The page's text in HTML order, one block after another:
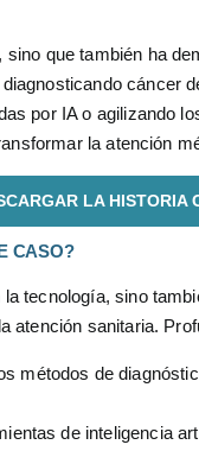
que también ha
cáncer
por IA o agilizando
la atención
LA HISTORIA
CASO?
tecnología, sino
atención sanitaria.
métodos de
de inteligencia